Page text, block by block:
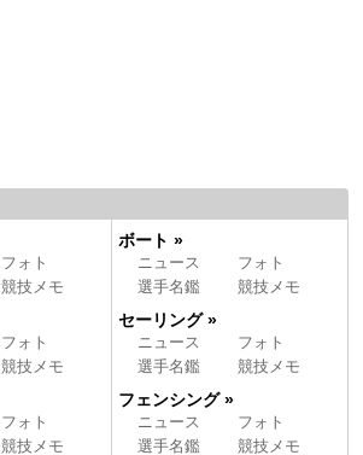
フォト
競技メモ
フォト
競技メモ
フォト
競技メモ
ボート »
ニュース
フォト
選手名鑑
競技メモ
セーリング »
ニュース
フォト
選手名鑑
競技メモ
フェンシング »
ニュース
フォト
選手名鑑
競技メモ